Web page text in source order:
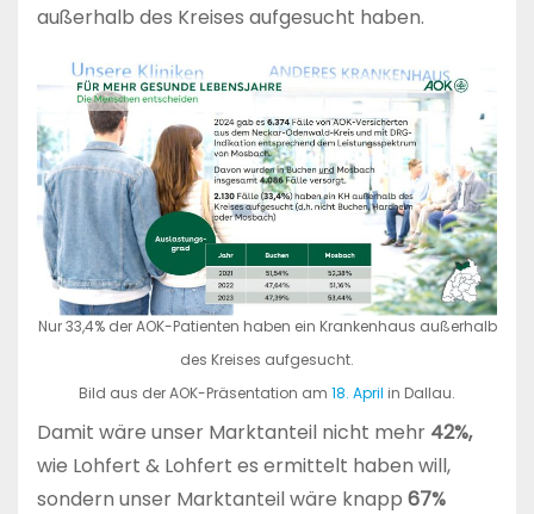
außerhalb des Kreises aufgesucht haben.
Nur 33,4% der AOK-Patienten haben ein Krankenhaus außerhalb
des Kreises aufgesucht.
Bild aus der AOK-Präsentation am 18. April in Dallau.
Damit wäre unser Marktanteil nicht mehr 42%,
wie Lohfert & Lohfert es ermittelt haben will,
sondern unser Marktanteil wäre knapp 67%